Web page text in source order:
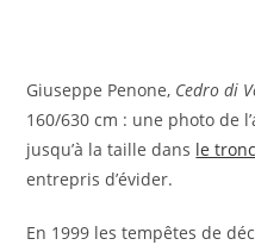
Giuseppe Penone, Cedro di
160/630 cm : une photo de
jusqu’à la taille dans le
entrepris d’évider.
En 1999 les tempêtes de